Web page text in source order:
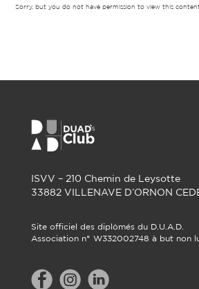
Sorry, but you do not have permission to view this
ISVV – 210 Chemin de Leysotte
33882 VILLENAVE D’ORNON
Site officiel des diplômés du D.U.A.D.
Association n° W332002748 à but non